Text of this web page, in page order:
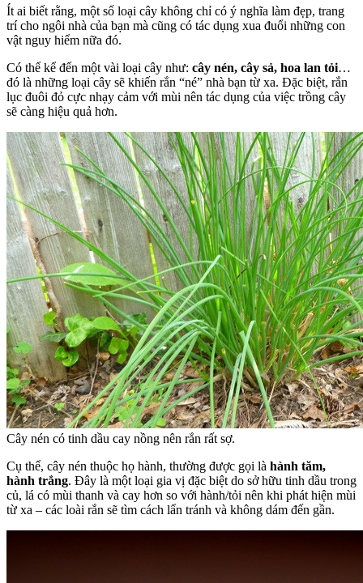
Ít ai biết rằng, một số loại cây không chỉ có ý nghĩa làm đẹp, trang
trí cho ngôi nhà của bạn mà cũng có tác dụng xua đuổi những con
vật nguy hiểm nữa đó.
Có thể kể đến một vài loại cây như: cây nén, cây sả, hoa lan tỏi…
đó là những loại cây sẽ khiến rắn “né” nhà bạn từ xa. Đặc biệt, rắn
lục đuôi đỏ cực nhạy cảm với mùi nên tác dụng của việc trồng cây
sẽ càng hiệu quả hơn.
Cây nén có tinh dầu cay nồng nên rắn rất sợ.
Cụ thể, cây nén thuộc họ hành, thường được gọi là hành tăm,
hành trắng. Đây là một loại gia vị đặc biệt do sở hữu tinh dầu trong
củ, lá có mùi thanh và cay hơn so với hành/tỏi nên khi phát hiện mùi
từ xa – các loài rắn sẽ tìm cách lẩn tránh và không dám đến gần.